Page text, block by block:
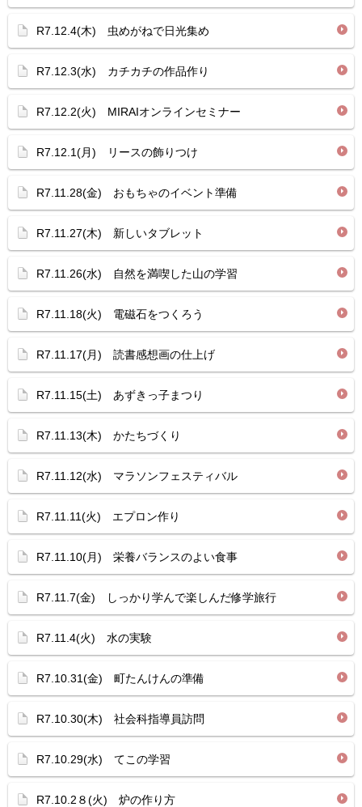
R7.12.4(木) 虫めがねで日光集め
R7.12.3(水) カチカチの作品作り
R7.12.2(火) MIRAIオンラインセミナー
R7.12.1(月) リースの飾りつけ
R7.11.28(金) おもちゃのイベント準備
R7.11.27(木) 新しいタブレット
R7.11.26(水) 自然を満喫した山の学習
R7.11.18(火) 電磁石をつくろう
R7.11.17(月) 読書感想画の仕上げ
R7.11.15(土) あずきっ子まつり
R7.11.13(木) かたちづくり
R7.11.12(水) マラソンフェスティバル
R7.11.11(火) エプロン作り
R7.11.10(月) 栄養バランスのよい食事
R7.11.7(金) しっかり学んで楽しんだ修学旅行
R7.11.4(火) 水の実験
R7.10.31(金) 町たんけんの準備
R7.10.30(木) 社会科指導員訪問
R7.10.29(水) てこの学習
R7.10.2８(火) 炉の作り方